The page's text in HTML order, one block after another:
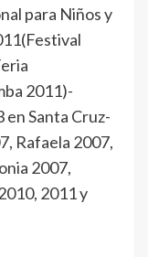
para Niños y
2011)-
Santa Cruz-
Rafaela 2007,
2007,
2011 y